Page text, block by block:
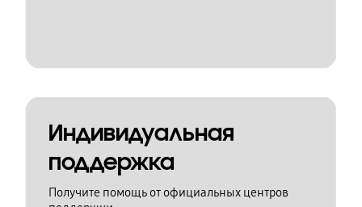
Индивидуальная
поддержка
Получите помощь от официальных центров